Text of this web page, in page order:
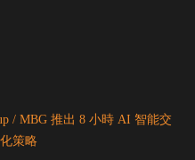
/ MBG 推出 8 小時 AI 智能交
策略